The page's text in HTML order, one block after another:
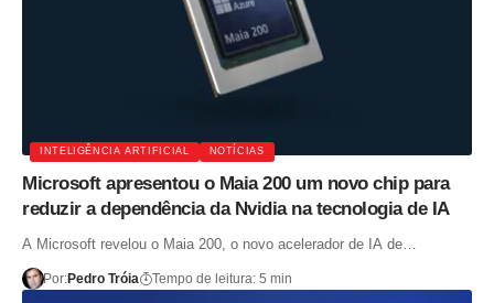
INTELIGÊNCIA ARTIFICIAL NOTÍCIAS
Microsoft apresentou o Maia 200 um novo chip para
reduzir a dependência da Nvidia na tecnologia de IA
A Microsoft revelou o Maia 200, o novo acelerador de IA de…
Por:Pedro Tróia Tempo de leitura: 5 min